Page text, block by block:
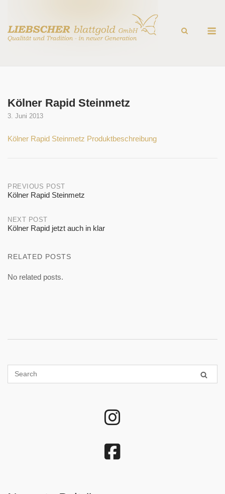
content
Kölner Rapid Steinmetz
3. Juni 2013
Kölner Rapid Steinmetz Produktbeschreibung
Post
PREVIOUS POST
Kölner Rapid Steinmetz
NEXT POST
Kölner Rapid jetzt auch in klar
RELATED POSTS
No related posts.